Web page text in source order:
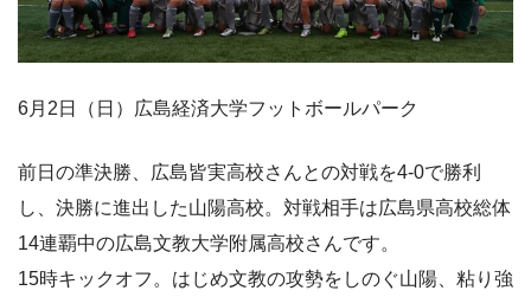
6月2日（日）広島経済大学フットボールパーク
前日の準決勝、広島皆実高校さんとの対戦を4-0で勝利
し、決勝に進出した山陽高校。対戦相手は広島県高校総体
14連覇中の広島文教大学附属高校さんです。
15時キックオフ。はじめ文教の攻勢をしのぐ山陽、粘り強